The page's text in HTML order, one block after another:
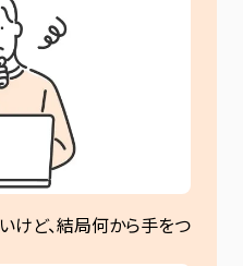
けど、結局何から手をつ